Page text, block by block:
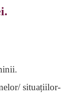
situațiilor-